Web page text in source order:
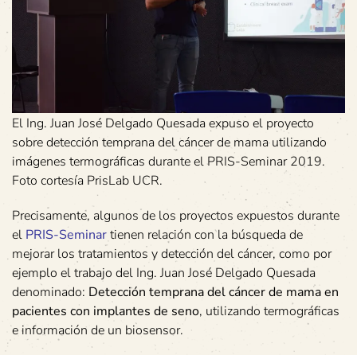
El Ing. Juan José Delgado Quesada expuso el proyecto
sobre detección temprana del cáncer de mama utilizando
imágenes termográficas durante el PRIS-Seminar 2019.
Foto cortesía PrisLab UCR.
Precisamente, algunos de los proyectos expuestos durante
el PRIS-Seminartienen relación con la búsqueda de
mejorar los tratamientos y detección del cáncer, como por
ejemplo el trabajo del Ing. Juan José Delgado Quesada
denominado: Detección temprana del cáncer de mama en
pacientes con implantes de seno, utilizando termográficas
e información de un biosensor.